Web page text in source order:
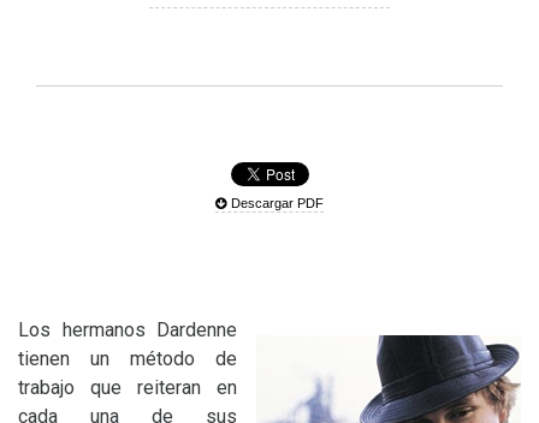
Descargar PDF
Los hermanos Dardenne
tienen un método de
trabajo que reiteran en
cada una de sus